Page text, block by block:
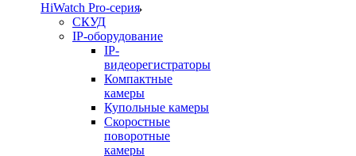
HiWatch Pro-серия
CКУД
IP-оборудование
IP-
видеорегистраторы
Компактные
камеры
Купольные камеры
Скоростные
поворотные
камеры